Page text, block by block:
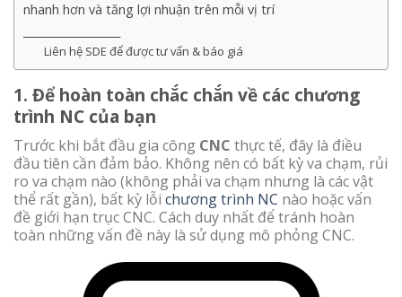
nhanh hơn và tăng lợi nhuận trên mỗi vị trí
Liên hệ SDE để được tư vấn & báo giá
1. Để hoàn toàn chắc chắn về các chương
trình NC của bạn
Trước khi bắt đầu gia công CNC thực tế, đây là điều
đầu tiên cần đảm bảo. Không nên có bất kỳ va chạm, rủi
ro va chạm nào (không phải va chạm nhưng là các vật
thể rất gần), bất kỳ lỗi chương trình NC nào hoặc vấn
đề giới hạn trục CNC. Cách duy nhất để tránh hoàn
toàn những vấn đề này là sử dụng mô phỏng CNC.